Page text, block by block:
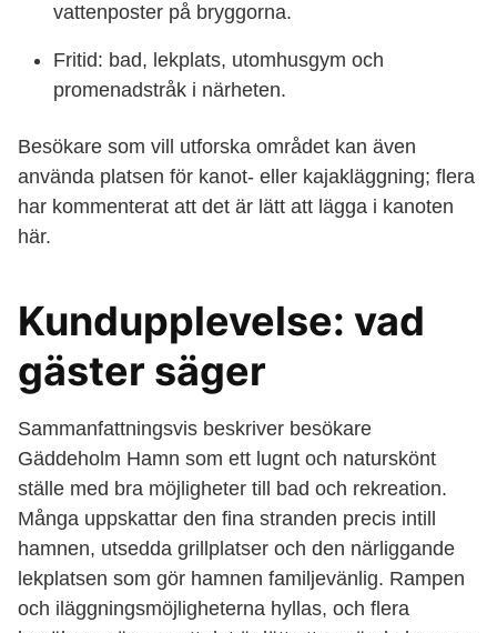
vattenposter på bryggorna.
Fritid: bad, lekplats, utomhusgym och
promenadstråk i närheten.
Besökare som vill utforska området kan även
använda platsen för kanot- eller kajakläggning; flera
har kommenterat att det är lätt att lägga i kanoten
här.
Kundupplevelse: vad
gäster säger
Sammanfattningsvis beskriver besökare
Gäddeholm Hamn som ett lugnt och naturskönt
ställe med bra möjligheter till bad och rekreation.
Många uppskattar den fina stranden precis intill
hamnen, utsedda grillplatser och den närliggande
lekplatsen som gör hamnen familjevänlig. Rampen
och iläggningsmöjligheterna hyllas, och flera